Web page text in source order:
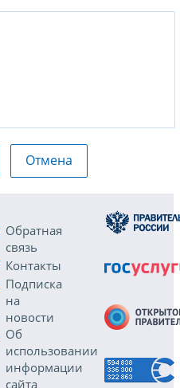
Отмена
Обратная
связь
Контакты
Подписка
на
новости
Об
использовании
информации
сайта